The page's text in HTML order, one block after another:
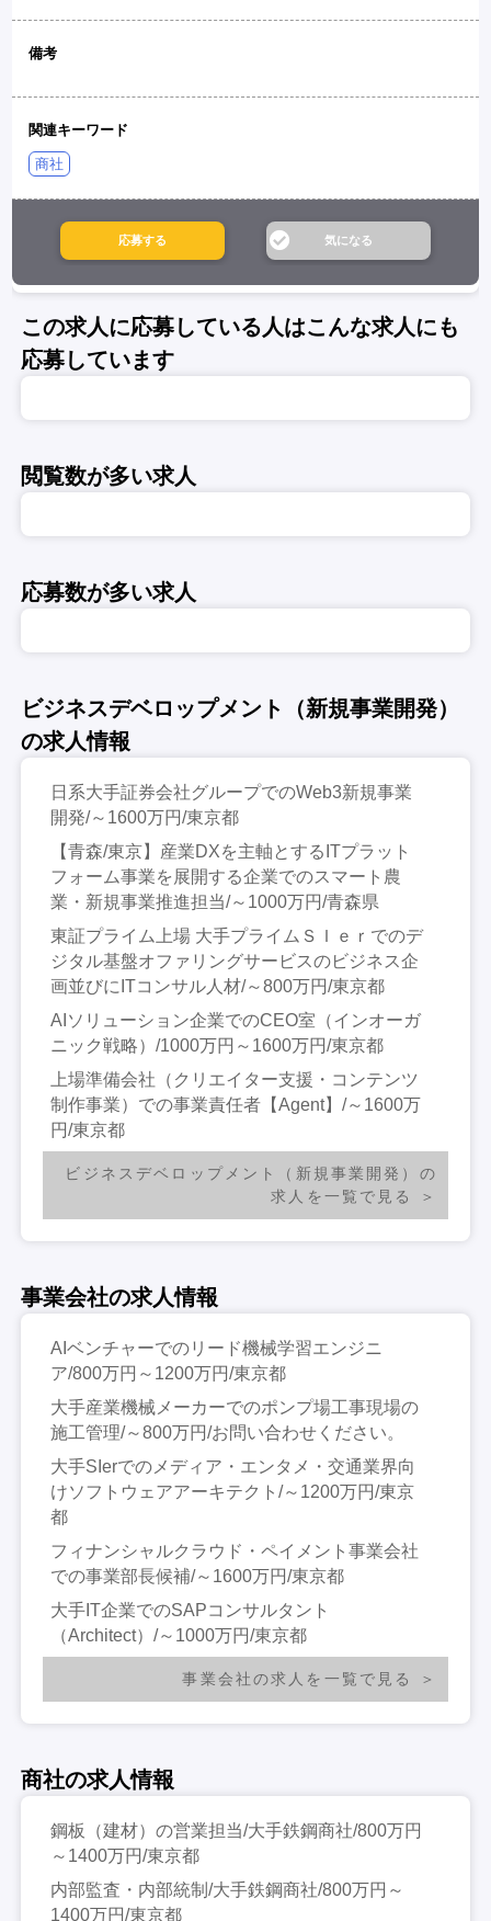
備考
関連キーワード
商社
この求人に応募している人はこんな求人にも
応募しています
閲覧数が多い求人
応募数が多い求人
ビジネスデベロップメント（新規事業開発）
の求人情報
日系大手証券会社グループでのWeb3新規事業
開発/～1600万円/東京都
【青森/東京】産業DXを主軸とするITプラット
フォーム事業を展開する企業でのスマート農
業・新規事業推進担当/～1000万円/青森県
東証プライム上場 大手プライムＳＩｅｒでのデ
ジタル基盤オファリングサービスのビジネス企
画並びにITコンサル人材/～800万円/東京都
AIソリューション企業でのCEO室（インオーガ
ニック戦略）/1000万円～1600万円/東京都
上場準備会社（クリエイター支援・コンテンツ
制作事業）での事業責任者【Agent】/～1600万
円/東京都
ビジネスデベロップメント（新規事業開発）の
求人を一覧で見る
事業会社の求人情報
AIベンチャーでのリード機械学習エンジニ
ア/800万円～1200万円/東京都
大手産業機械メーカーでのポンプ場工事現場の
施工管理/～800万円/お問い合わせください。
大手SIerでのメディア・エンタメ・交通業界向
けソフトウェアアーキテクト/～1200万円/東京
都
フィナンシャルクラウド・ペイメント事業会社
での事業部長候補/～1600万円/東京都
大手IT企業でのSAPコンサルタント
（Architect）/～1000万円/東京都
事業会社の求人を一覧で見る
商社の求人情報
鋼板（建材）の営業担当/大手鉄鋼商社/800万円
～1400万円/東京都
内部監査・内部統制/大手鉄鋼商社/800万円～
1400万円/東京都